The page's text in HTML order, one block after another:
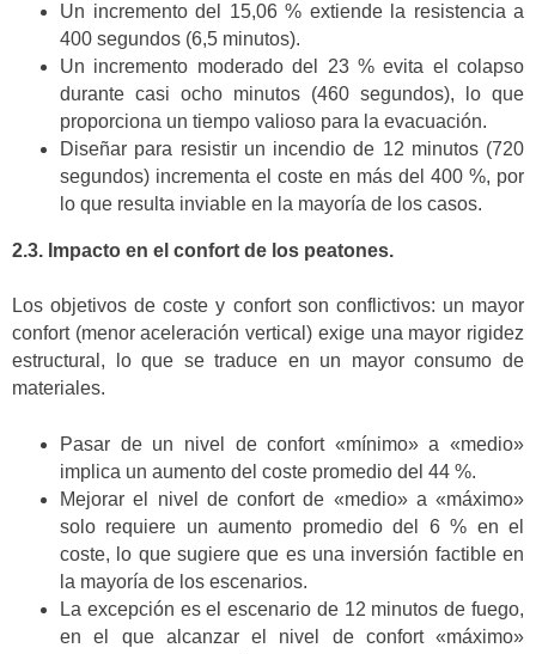
Un incremento del 15,06 % extiende la resistencia a
400 segundos (6,5 minutos).
Un incremento moderado del 23 % evita el colapso
durante casi ocho minutos (460 segundos), lo que
proporciona un tiempo valioso para la evacuación.
Diseñar para resistir un incendio de 12 minutos (720
segundos) incrementa el coste en más del 400 %, por
lo que resulta inviable en la mayoría de los casos.
2.3. Impacto en el confort de los peatones.
Los objetivos de coste y confort son conflictivos: un mayor
confort (menor aceleración vertical) exige una mayor rigidez
estructural, lo que se traduce en un mayor consumo de
materiales.
Pasar de un nivel de confort «mínimo» a «medio»
implica un aumento del coste promedio del 44 %.
Mejorar el nivel de confort de «medio» a «máximo»
solo requiere un aumento promedio del 6 % en el
coste, lo que sugiere que es una inversión factible en
la mayoría de los escenarios.
La excepción es el escenario de 12 minutos de fuego,
en el que alcanzar el nivel de confort «máximo»